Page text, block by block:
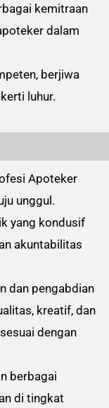
kemitraan
dalam
berjiwa
luhur.
Apoteker
unggul.
yang kondusif
akuntabilitas
dan pengabdian
kreatif, dan
dengan
berbagai
di tingkat